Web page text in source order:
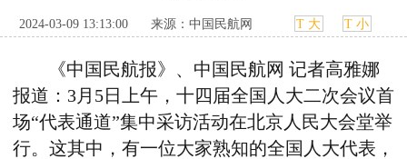
航图 智库 专题 舆情
2024-03-09 13:13:00 来源：中国民航网 T 大 T 小
《中国民航报》、中国民航网记者高雅娜
报道：3月5日上午，十四届全国人大二次会议首
场“代表通道”集中采访活动在北京人民大会堂举
行。这其中，有一位大家熟知的全国人大代表，